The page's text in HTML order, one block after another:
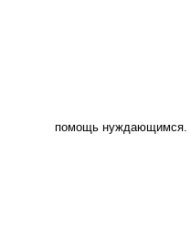
помощь нуждающимся.